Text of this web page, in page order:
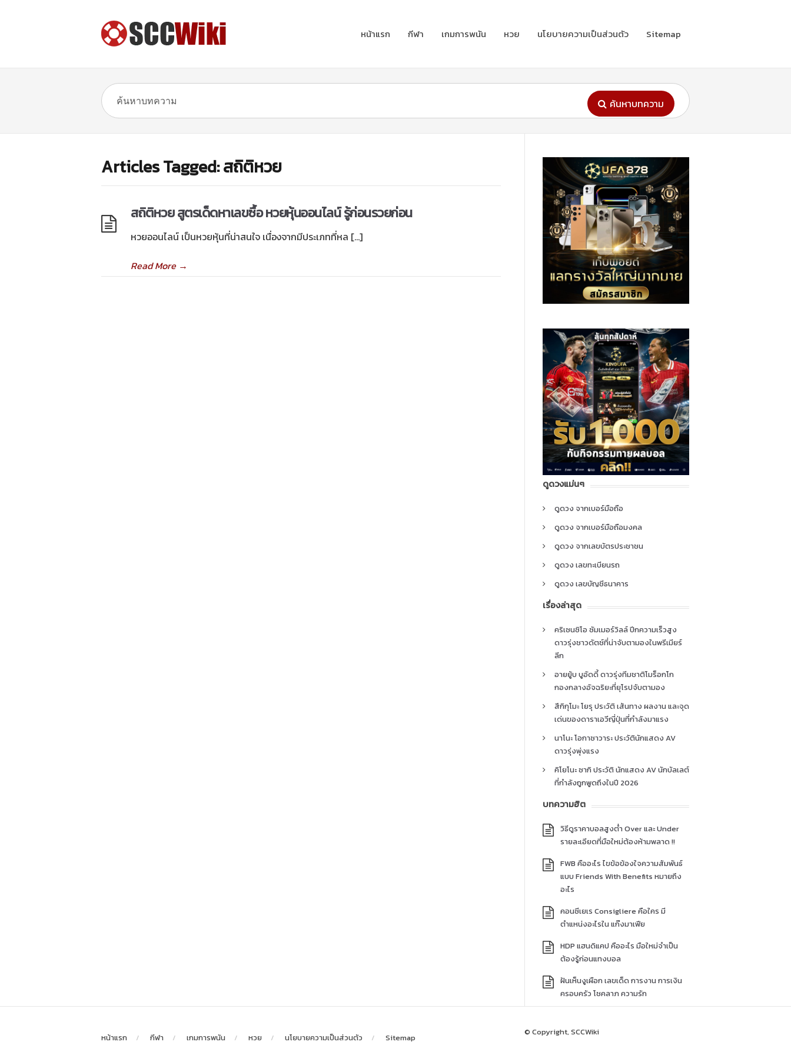
หน้าแรก กีฬา เกมการพนัน หวย นโยบายความเป็นส่วนตัว Sitemap
ค้นหาบทความ
Articles Tagged: สถิติหวย
สถิติหวย สูตรเด็ดหาเลขซื้อ หวยหุ้นออนไลน์ รู้ก่อนรวยก่อน
หวยออนไลน์ เป็นหวยหุ้นที่น่าสนใจ เนื่องจากมีประเภทที่หล […]
Read More→
ดูดวงแม่นๆ
ดูดวง จากเบอร์มือถือ
ดูดวง จากเบอร์มือถือมงคล
ดูดวง จากเลขบัตรประชาชน
ดูดวง เลขทะเบียนรถ
ดูดวง เลขบัญชีธนาคาร
เรื่องล่าสุด
คริเซนซิโอ ซัมเมอร์วิลล์ ปีกความเร็วสูง
ดาวรุ่งชาวดัตช์ที่น่าจับตามองในพรีเมียร์
ลีก
อายยู้บ บูอัดดี้ ดาวรุ่งทีมชาติโมร็อกโก
กองกลางอัจฉริยะที่ยุโรปจับตามอง
สึกิกุโมะ โยรุ ประวัติ เส้นทาง ผลงาน และจุด
เด่นของดาราเอวีญี่ปุ่นที่กำลังมาแรง
นาโนะ โอกาซาวาระ ประวัตินักแสดง AV
ดาวรุ่งพุ่งแรง
คิโยโนะ ซากิ ประวัติ นักแสดง AV นักบัลเลต์
ที่กำลังถูกพูดถึงในปี 2026
บทความฮิต
วิธีดูราคาบอลสูงต่ำ Over และ Under
รายละเอียดที่มือใหม่ต้องห้ามพลาด !!
FWB คืออะไร ไขข้อข้องใจความสัมพันธ์
แบบ Friends With Benefits หมายถึง
อะไร
คอนซีเยเร Consigliere คือใคร มี
ตำแหน่งอะไรใน แก๊งมาเฟีย
HDP แฮนดิแคป คืออะไร มือใหม่จำเป็น
ต้องรู้ก่อนแทงบอล
ฝันเห็นงูเผือก เลขเด็ด การงาน การเงิน
ครอบครัว โชคลาภ ความรัก
หน้าแรก กีฬา เกมการพนัน หวย นโยบายความเป็นส่วนตัว Sitemap
© Copyright, SCCWiki